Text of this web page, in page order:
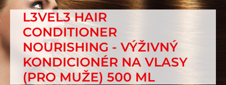
L3VEL3 HAIR
CONDITIONER
NOURISHING - VÝŽIVNÝ
KONDICIONÉR NA VLASY
(PRO MUŽE) 500 ML